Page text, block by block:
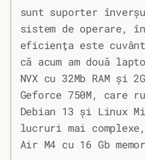
sunt suporter
sistem de operare,
eficiența este
că acum am două
NVX cu 32Mb RAM și
Geforce 750M, care
Debian 13 și Linux
lucruri mai
Air M4 cu 16 Gb